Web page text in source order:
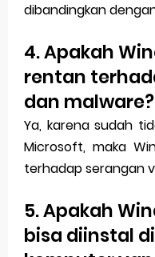
dibandingkan
4. Apakah
rentan
dan malware?
Ya, karena sudah
Microsoft, maka
terhadap serangan
5. Apakah
bisa diinstal